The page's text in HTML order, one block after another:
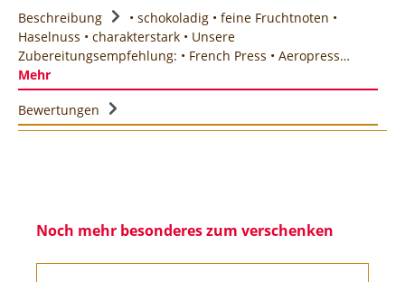
Beschreibung
• schokoladig • feine Fruchtnoten •
Haselnuss • charakterstark • Unsere
Zubereitungsempfehlung: • French Press • Aeropress…
Mehr
Bewertungen
Noch mehr besonderes zum verschenken